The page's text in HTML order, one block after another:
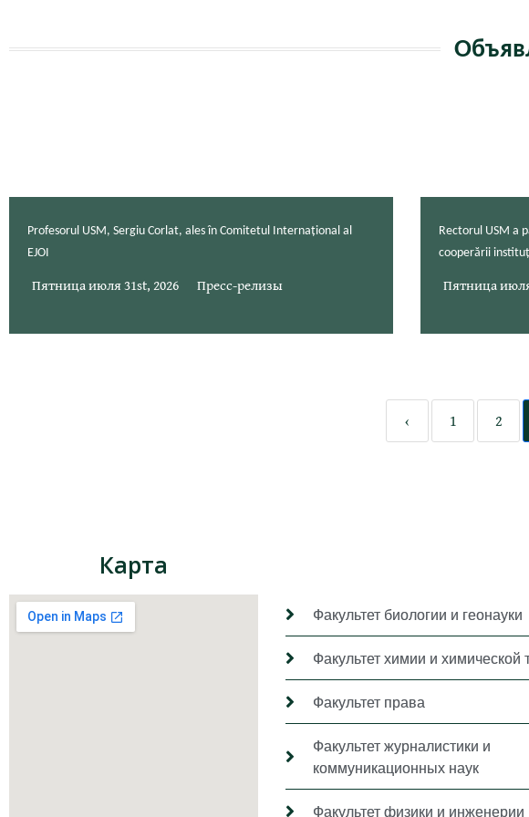
Profesorul USM, Sergiu Corlat, ales în Comitetul Internațional al
EJOI
Пятница июля 31st, 2026 Пресс-релизы
Rectorul USM a
cooperării
Пятница
‹ 1 2
Карта
Факультет биологии и геонауки
Факультет химии и химической
Факультет права
Факультет журналистики и
коммуникационных наук
Факультет физики и инженерии